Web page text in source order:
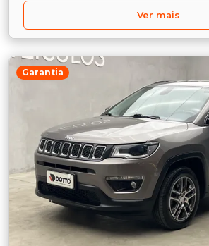
Ver mais
Garantia